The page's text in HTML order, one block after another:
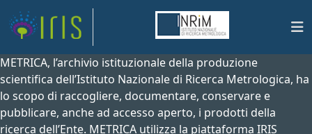
METRICA, l’archivio istituzionale della produzione
scientifica dell’Istituto Nazionale di Ricerca Metrologica, ha
lo scopo di raccogliere, documentare, conservare e
pubblicare, anche ad accesso aperto, i prodotti della
ricerca dell’Ente. METRICA utilizza la piattaforma IRIS